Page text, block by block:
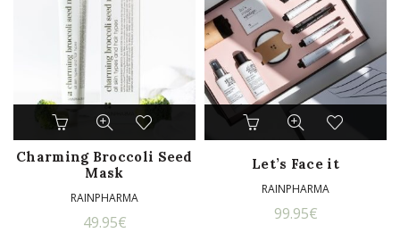
Charming Broccoli Seed
Mask
RAINPHARMA
49.95€
Let’s Face it
RAINPHARMA
99.95€